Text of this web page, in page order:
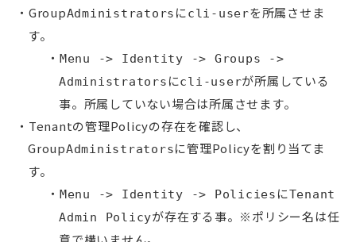
GroupAdministrators にcli-userを所属させま
す。
Menu -> Identity -> Groups ->
Administrators にcli-userが所属している
事。所属していない場合は所属させます。
Tenantの管理Policyの存在を確認し、
GroupAdministratorsに管理Policyを割り当てま
す。
Menu -> Identity -> Policies にTenant
Admin Policyが存在する事。※ポリシー名は任